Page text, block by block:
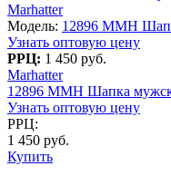
Marhatter
Модель: 12896 MMH
Узнать оптовую цену
РРЦ: 1 450 руб.
Marhatter
12896 MMH Шапка
Узнать оптовую цену
РРЦ:
1 450 руб.
Купить